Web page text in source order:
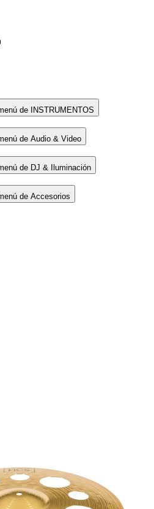
de INSTRUMENTOS
de Audio & Video
de DJ & Iluminación
de Accesorios